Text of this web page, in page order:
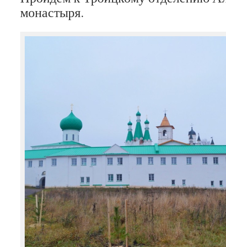
монастыря.